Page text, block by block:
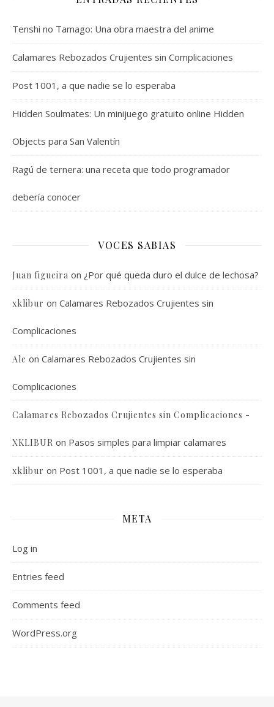
Tenshi no Tamago: Una obra maestra del anime
Calamares Rebozados Crujientes sin Complicaciones
Post 1001, a que nadie se lo esperaba
Hidden Soulmates: Un minijuego gratuito online Hidden
Objects para San Valentín
Ragú de ternera: una receta que todo programador
debería conocer
VOCES SABIAS
Juan figueira on ¿Por qué queda duro el dulce de lechosa?
xklibur on Calamares Rebozados Crujientes sin
Complicaciones
Ale on Calamares Rebozados Crujientes sin
Complicaciones
Calamares Rebozados Crujientes sin Complicaciones -
XKLIBUR on Pasos simples para limpiar calamares
xklibur on Post 1001, a que nadie se lo esperaba
META
Log in
Entries feed
Comments feed
WordPress.org